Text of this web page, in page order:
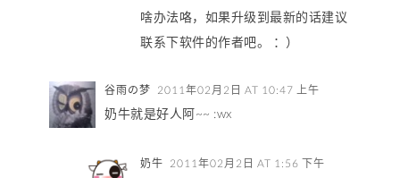
啥办法咯，如果升级到最新的话建议
联系下软件的作者吧。 ：）
谷雨の梦 2011年02月2日 AT 10:47 上午
奶牛就是好人阿~~ :wx
奶牛 2011年02月2日 AT 1:56 下午